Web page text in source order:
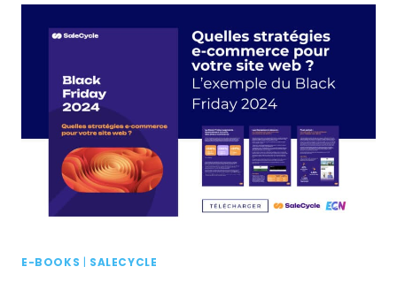
MARKETING
POUR
DE
FIN
D’ANNÉE
E-BOOKS SALECYCLE